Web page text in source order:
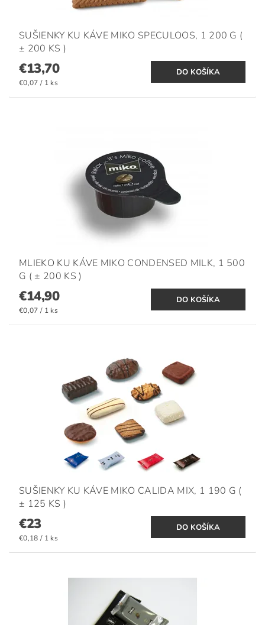
SUŠIENKY KU KÁVE MIKO SPECULOOS, 1 200 G (
± 200 KS )
€13,70
€0,07 / 1 ks
MLIEKO KU KÁVE MIKO CONDENSED MILK, 1 500
G ( ± 200 KS )
€14,90
€0,07 / 1 ks
SUŠIENKY KU KÁVE MIKO CALIDA MIX, 1 190 G (
± 125 KS )
€23
€0,18 / 1 ks